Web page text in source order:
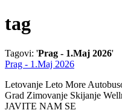
tag
Tagovi: 'Prag - 1.Maj 2026'
Prag - 1.Maj 2026
Letovanje Leto More
Grad Zimovanje Skijanje
JAVITE NAM SE